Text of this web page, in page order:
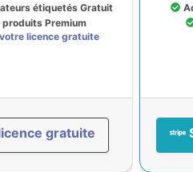
étiquetés Gratuit
Premium
licence gratuite
gratuite